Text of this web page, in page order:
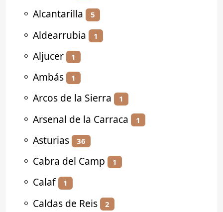
⚬ Alcantarilla 5
⚬ Aldearrubia 1
⚬ Aljucer 1
⚬ Ambás 1
⚬ Arcos de la Sierra 1
⚬ Arsenal de la Carraca 1
⚬ Asturias 36
⚬ Cabra del Camp 1
⚬ Calaf 1
⚬ Caldas de Reis 2